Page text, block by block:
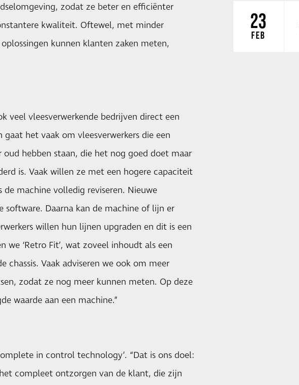
zodat ze beter en efficiënter
kwaliteit. Oftewel, met minder
kunnen klanten zaken meten,
veel vleesverwerkende bedrijven direct een
het vaak om vleesverwerkers die een
hebben staan, die het nog goed doet maar
is. Vaak willen ze met een hogere capaciteit
de machine volledig reviseren. Nieuwe
software. Daarna kan de machine of lijn er
willen hun lijnen upgraden en dit is een
we ‘Retro Fit’, wat zoveel inhoudt als een
chassis. Vaak adviseren we ook om meer
zodat ze nog meer kunnen meten. Op deze
waarde aan een machine.”
in control technology’. “Dat is ons doel:
compleet ontzorgen van de klant, die zijn
23
FEB